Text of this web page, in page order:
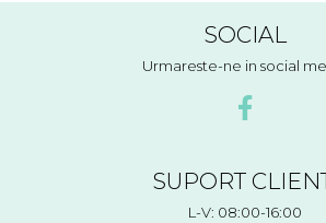
SOCIAL
Urmareste-ne in social
SUPORT
L-V: 08:00-16:00